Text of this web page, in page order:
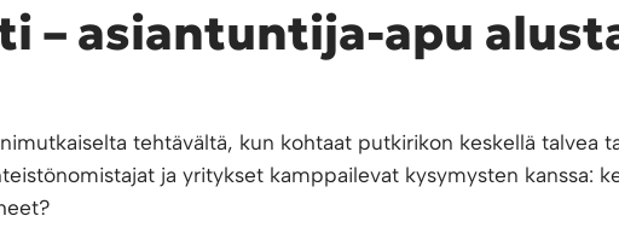
– asiantuntija-apu
tehtävältä, kun kohtaat putkirikon keskellä talvea
ja yritykset kamppailevat kysymysten kanssa: